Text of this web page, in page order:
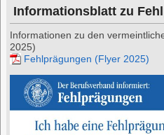
Informationsblatt zu
Informationen zu den
2025)
Fehlprägungen (Flyer 2025)